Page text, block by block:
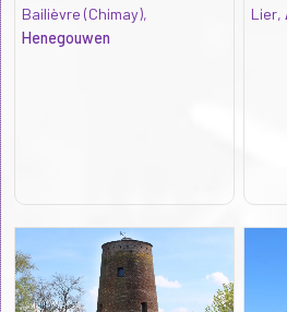
Bailièvre (Chimay),
Henegouwen
Lier,